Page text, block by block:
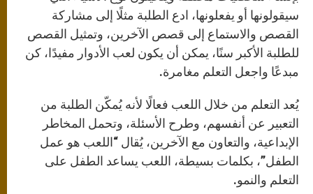
سيقولونها أو يفعلونها، ادع الطلبة مثلًا إلى مشاركة
القصص والاستماع إلى قصص الآخرين، وتمثيل القصص
للطلبة الأكبر سنًا، يمكن أن يكون لعب الأدوار مفيدًا، كن
مبدعًا واجعل التعلم مغامرة.
يُعد التعلم من خلال اللعب فعالًا لأنه يُمكّن الطلبة من
التعبير عن أنفسهم، وطرح الأسئلة، وتحمل المخاطر
الإبداعية، والتعاون مع الآخرين، يُقال “اللعب هو عمل
الطفل”، بكلمات بسيطة، اللعب يساعد الطفل على
التعلم والنمو.